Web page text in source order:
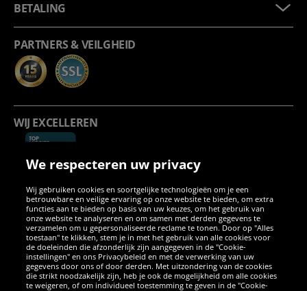
BETALING
PARTNERS & VEILGHEID
WIJ EXCELLEREN
SOCIALE MEDIA
FacebookInstagram
WhatsApp
TikTokTwitterYouTube
We respecteren uw privacy
Wij gebruiken cookies en soortgelijke technologieën om je een
betrouwbare en veilige ervaring op onze website te bieden, om extra
functies aan te bieden op basis van uw keuzes, om het gebruik van
onze website te analyseren en om samen met derden gegevens te
verzamelen om u gepersonaliseerde reclame te tonen. Door op "Alles
toestaan" te klikken, stem je in met het gebruik van alle cookies voor
de doeleinden die afzonderlijk zijn aangegeven in de "Cookie-
instellingen" en ons Privacybeleid en met de verwerking van uw
gegevens door ons of door derden. Met uitzondering van de cookies
die strikt noodzakelijk zijn, heb je ook de mogelijkheid om alle cookies
te weigeren, of om individueel toestemming te geven in de "Cookie-